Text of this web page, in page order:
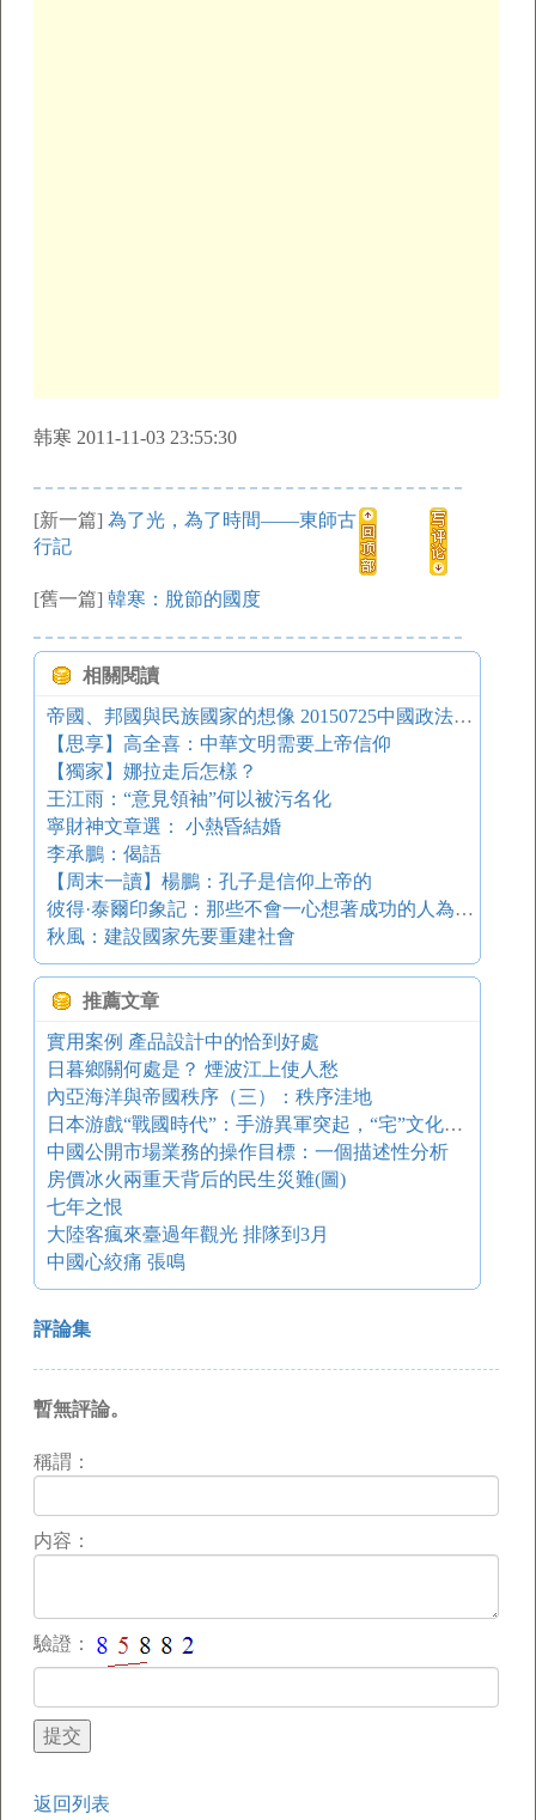
韩寒 2011-11-03 23:55:30
[新一篇] 為了光，為了時間——東師古
行記
[舊一篇] 韓寒：脫節的國度
相關閱讀
帝國、邦國與民族國家的想像 20150725中國政法大學演講
【思享】高全喜：中華文明需要上帝信仰
【獨家】娜拉走后怎樣？
王江雨：“意見領袖”何以被污名化
寧財神文章選： 小熱昏結婚
李承鵬：偈語
【周末一讀】楊鵬：孔子是信仰上帝的
彼得·泰爾印象記：那些不會一心想著成功的人為何更容易成功
秋風：建設國家先要重建社會
推薦文章
實用案例 產品設計中的恰到好處
日暮鄉關何處是？ 煙波江上使人愁
內亞海洋與帝國秩序（三）：秩序洼地
日本游戲“戰國時代”：手游異軍突起，“宅”文化逆襲登堂入室
中國公開市場業務的操作目標：一個描述性分析
房價冰火兩重天背后的民生災難(圖)
七年之恨
大陸客瘋來臺過年觀光 排隊到3月
中國心絞痛 張鳴
評論集
暫無評論。
稱謂：
内容：
驗證：
返回列表